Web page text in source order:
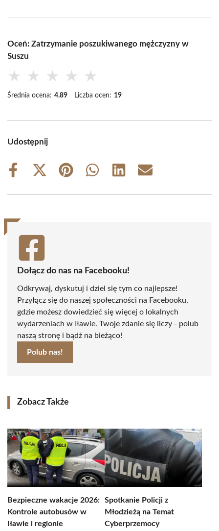
Oceń: Zatrzymanie poszukiwanego mężczyzny w
Suszu
★ ★ ★ ★ ★
Średnia ocena: 4.89 Liczba ocen: 19
Udostępnij
Share
Share
(Twitter)
Share
Share
Share
Share
Dołącz do nas na Facebooku!
Odkrywaj, dyskutuj i dziel się tym co najlepsze!
Przyłącz się do naszej społeczności na Facebooku,
gdzie możesz dowiedzieć się więcej o lokalnych
wydarzeniach w Iławie. Twoje zdanie się liczy - polub
naszą stronę i bądź na bieżąco!
Polub nas!
Zobacz Także
Bezpieczne wakacje 2026:
Kontrole autobusów w
Iławie i regionie
Spotkanie Policji z
Młodzieżą na Temat
Cyberprzemocy